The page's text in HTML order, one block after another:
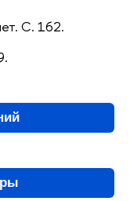
С. 162.